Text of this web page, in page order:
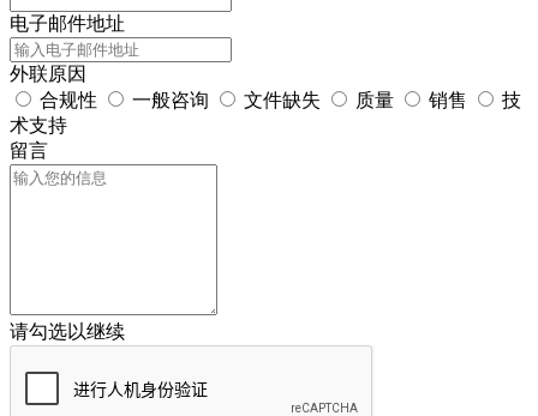
电子邮件地址
外联原因
合规性
一般咨询 文件缺失 质量 销售
技
术支持
留言
请勾选以继续